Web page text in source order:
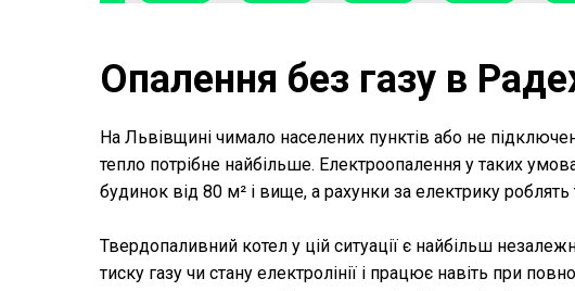
Опалення без газу в
На Львівщині чимало населених пунктів або не
тепло потрібне найбільше. Електроопалення у таких
будинок від 80 м² і вище, а рахунки за електрику
Твердопаливний котел у цій ситуації є найбільш
тиску газу чи стану електролінії і працює навіть при